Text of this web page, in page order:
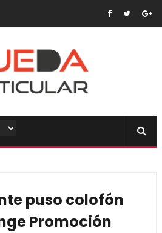
puso colofón
Promoción